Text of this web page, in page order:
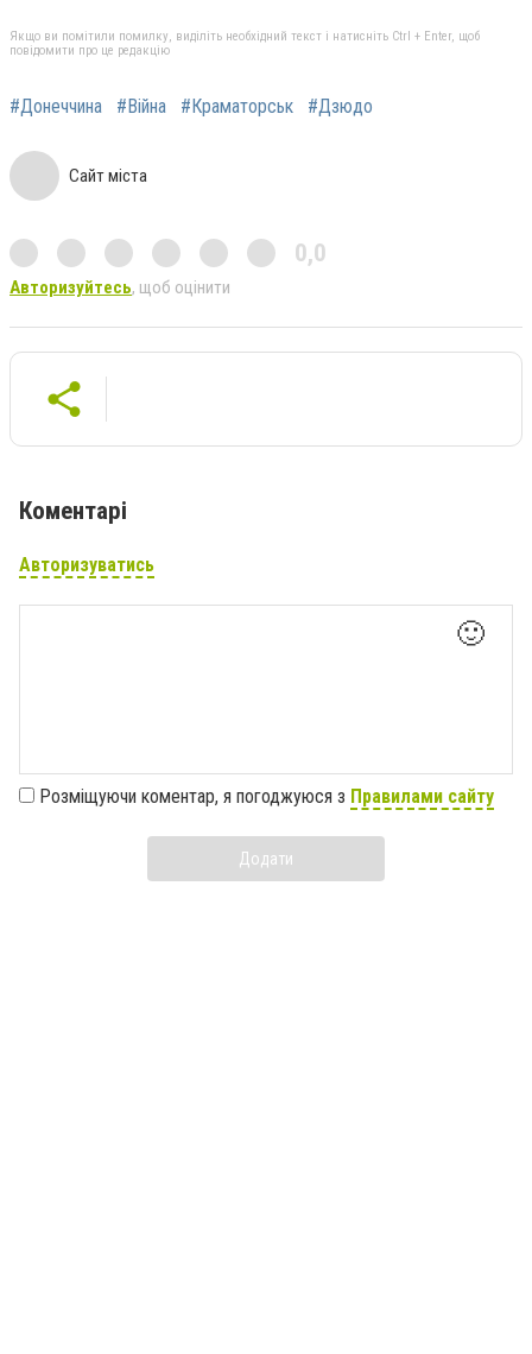
Якщо ви помітили помилку, виділіть необхідний текст і натисніть Ctrl + Enter, щоб
повідомити про це редакцію
#Донеччина #Війна #Краматорськ #Дзюдо
Сайт міста
0,0
Авторизуйтесь, щоб оцінити
Коментарі
Авторизуватись
🙂
Розміщуючи коментар, я погоджуюся з Правилами сайту
Додати